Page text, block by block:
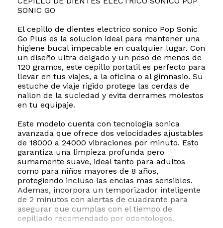
SONIC GO
El cepillo de dientes electrico sonico Pop Sonic
Go Plus es la solucion ideal para mantener una
higiene bucal impecable en cualquier lugar. Con
un diseño ultra delgado y un peso de menos de
120 gramos, este cepillo portatil es perfecto para
llevar en tus viajes, a la oficina o al gimnasio. Su
estuche de viaje rigido protege las cerdas de
nailon de la suciedad y evita derrames molestos
en tu equipaje.
Este modelo cuenta con tecnologia sonica
avanzada que ofrece dos velocidades ajustables
de 18000 a 24000 vibraciones por minuto. Esto
garantiza una limpieza profunda pero
sumamente suave, ideal tanto para adultos
como para niños mayores de 8 años,
protegiendo incluso las encias mas sensibles.
Ademas, incorpora un temporizador inteligente
de 2 minutos con alertas de cuadrante para
asegurar que cumplas con el tiempo de
cepillado recomendado por odontologos.